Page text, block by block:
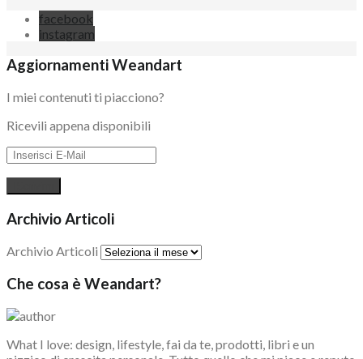
facebook
instagram
Aggiornamenti Weandart
I miei contenuti ti piacciono?
Ricevili appena disponibili
Archivio Articoli
Archivio Articoli
Che cosa è Weandart?
What I love: design, lifestyle, fai da te, prodotti, libri e un